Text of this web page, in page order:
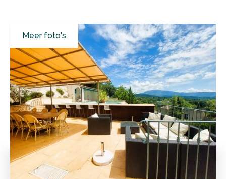
Alle resultaten
Vakantiehuizen
Vaucluse
Vaison-la-Romaine
Charmante villa met overloopzwembad en prachtig
uitzicht over het historisch stadscentrum
Meer foto's
Tarieven